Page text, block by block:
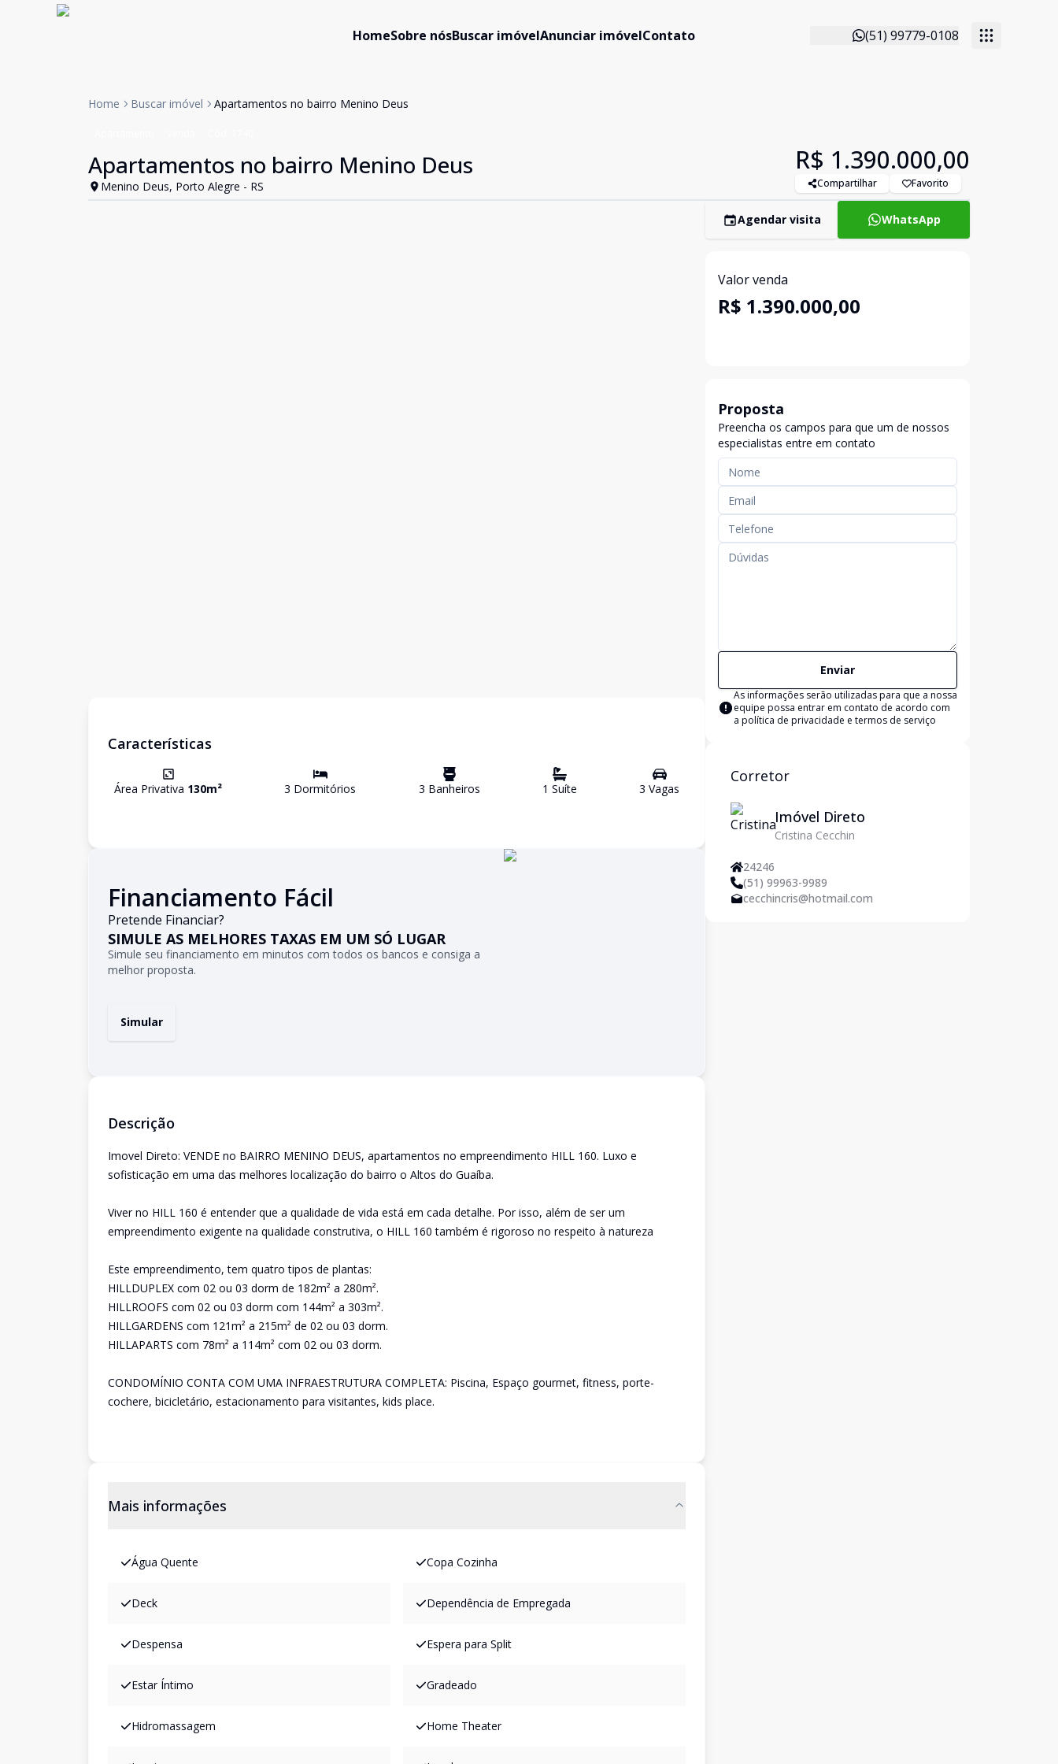
HomeSobre nósBuscar imóvelAnunciar imóvelContato (51) 99779-0108
Home Buscar imóvel Apartamentos no bairro Menino Deus
Apartamentos no bairro Menino Deus
Menino Deus, Porto Alegre - RS
R$ 1.390.000,00
Compartilhar Favorito
Características
Área Privativa 130m² 3 Dormitórios 3 Banheiros 1 Suíte 3 Vagas
Financiamento Fácil
Pretende Financiar?
SIMULE AS MELHORES TAXAS EM UM SÓ LUGAR
Simule seu financiamento em minutos com todos os bancos e consiga a
melhor proposta.
Simular
Descrição
Imovel Direto: VENDE no BAIRRO MENINO DEUS, apartamentos no empreendimento HILL 160. Luxo e
sofisticação em uma das melhores localização do bairro o Altos do Guaíba.
Viver no HILL 160 é entender que a qualidade de vida está em cada detalhe. Por isso, além de ser um
empreendimento exigente na qualidade construtiva, o HILL 160 também é rigoroso no respeito à natureza
Este empreendimento, tem quatro tipos de plantas:
HILLDUPLEX com 02 ou 03 dorm de 182m² a 280m².
HILLROOFS com 02 ou 03 dorm com 144m² a 303m².
HILLGARDENS com 121m² a 215m² de 02 ou 03 dorm.
HILLAPARTS com 78m² a 114m² com 02 ou 03 dorm.
CONDOMÍNIO CONTA COM UMA INFRAESTRUTURA COMPLETA: Piscina, Espaço gourmet, fitness, porte-
cochere, bicicletário, estacionamento para visitantes, kids place.
Mais informações
Água Quente Copa Cozinha
Deck Dependência de Empregada
Despensa Espera para Split
Estar Íntimo Gradeado
Hidromassagem Home Theater
Agendar visita WhatsApp
Valor venda
R$ 1.390.000,00
Proposta
Preencha os campos para que um de nossos
especialistas entre em contato
Enviar
As informações serão utilizadas para que a nossa
equipe possa entrar em contato de acordo com
a política de privacidade e termos de serviço
Corretor
Imóvel Direto
Cristina Cecchin
24246
(51) 99963-9989
cecchincris@hotmail.com